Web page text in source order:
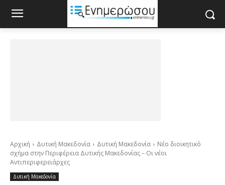
Αρχική Δυτική Μακεδονία Δυτική Μακεδονία
Νέο διοικητικό
σχήμα στην Περιφέρεια Δυτικής Μακεδονίας – Οι νέοι
Αντιπεριφερειάρχες
Δυτική Μακεδονία